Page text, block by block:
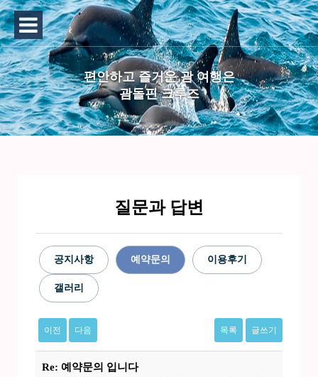
편안하고 즐거운 괌 여행은
괌돌핀 크루즈
질문과 답변
공지사항 예약문의 이용후기
갤러리
이전 다음 목록 글쓰기
Re: 예약문의 입니다